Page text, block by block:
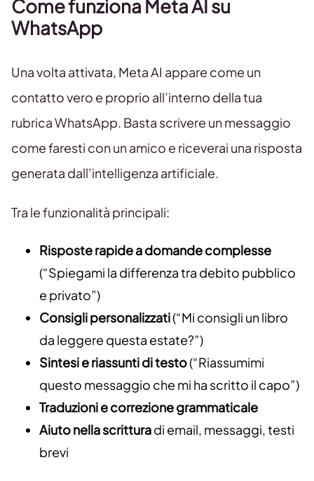
Come funziona Meta AI su
WhatsApp
Una volta attivata, Meta AI appare come un
contatto vero e proprio all’interno della tua
rubrica WhatsApp. Basta scrivere un messaggio
come faresti con un amico e riceverai una risposta
generata dall’intelligenza artificiale.
Tra le funzionalità principali:
Risposte rapide a domande complesse
(“Spiegami la differenza tra debito pubblico
e privato”)
Consigli personalizzati(“Mi consigli un libro
da leggere questa estate?”)
Sintesi e riassunti di testo(“Riassumimi
questo messaggio che mi ha scritto il capo”)
Traduzioni e correzione grammaticale
Aiuto nella scritturadi email, messaggi, testi
brevi